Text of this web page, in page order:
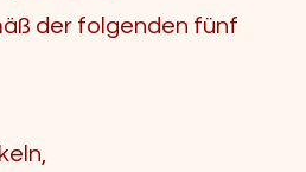
der folgenden fünf